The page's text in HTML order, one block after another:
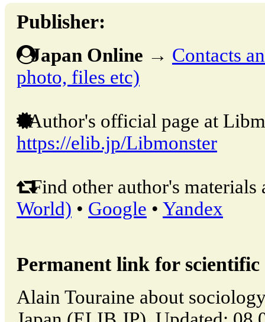
Publisher:
Japan Online → Contacts
photo, files etc)
Author's official page at
https://elib.jp/Libmonster
Find other author's materials
World) • Google • Yandex
Permanent link for
Alain Touraine about